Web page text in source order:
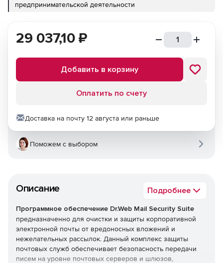
предпринимательской деятельности
Описание Подробнее
Программное обеспечение Dr.Web Mail Security Suite
предназначенно для очистки и защиты корпоративной
электронной почты от вредоносных вложений и
нежелательных рассылок. Данный комплекс защиты
почтовых служб обеспечивает безопасность передачи
писем на уровне почтовых серверов и шлюзов,
29 037,10 ₽
Добавить в корзину
Оплатить по счету
Доставка на почту 12 августа или раньше
Поможем с выбором